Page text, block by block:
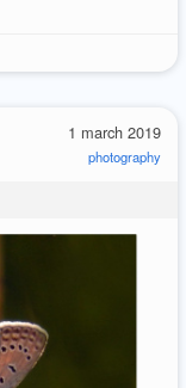
1 march 2019
photography